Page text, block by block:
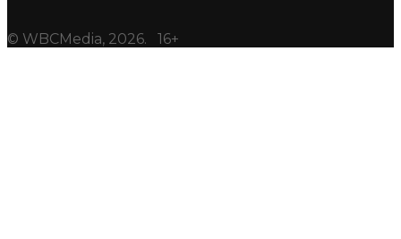
© WBCMedia, 2026. 16+